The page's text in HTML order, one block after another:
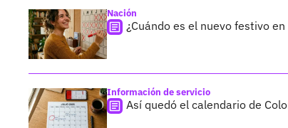
Nación
¿Cuándo es el nuevo festivo
Información de servicio
Así quedó el calendario de